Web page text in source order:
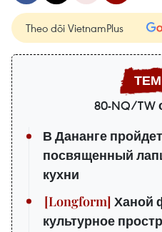
Theo dõi VietnamPlus
80-NQ/TW
В Дананге
посвященный
кухни
Ханой
культурное